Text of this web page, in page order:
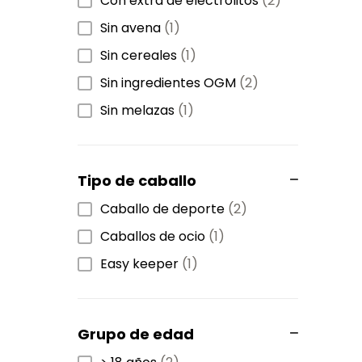
Sin avena (1)
Sin cereales (1)
Sin ingredientes OGM (2)
Sin melazas (1)
Tipo de caballo
Caballo de deporte (2)
Caballos de ocio (1)
Easy keeper (1)
Grupo de edad